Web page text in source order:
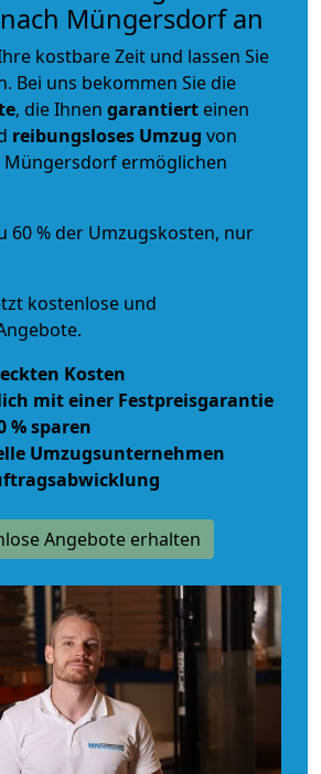
Müngersdorf an
kostbare Zeit und lassen Sie
Bei uns bekommen Sie die
, die Ihnen garantiert einen
reibungsloses Umzug von
ermöglichen
60 % der Umzugskosten, nur
kostenlose und
Kosten
mit einer Festpreisgarantie
% sparen
Umzugsunternehmen
Angebote erhalten